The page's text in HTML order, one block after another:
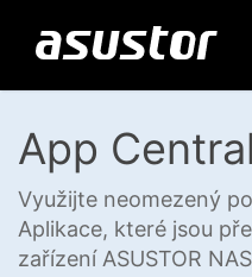
App Central
Využijte neomezený
Aplikace, které jsou
zařízení ASUSTOR